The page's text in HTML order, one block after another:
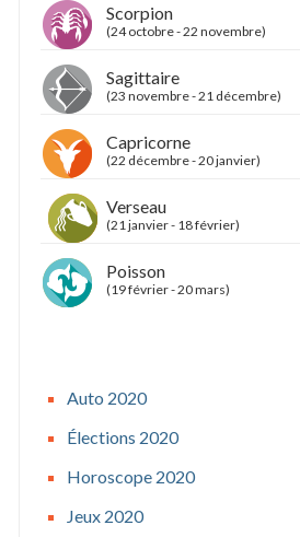
Scorpion
(24 octobre - 22 novembre)
Sagittaire
(23 novembre - 21 décembre)
Capricorne
(22 décembre - 20 janvier)
Verseau
(21 janvier - 18 février)
Poisson
(19 février - 20 mars)
Auto 2020
Élections 2020
Horoscope 2020
Jeux 2020